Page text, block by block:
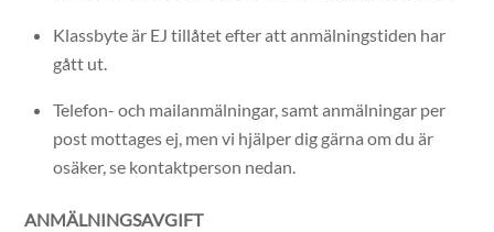
Klassbyte är EJ tillåtet efter att anmälningstiden har
gått ut.
Telefon- och mailanmälningar, samt anmälningar per
post mottages ej, men vi hjälper dig gärna om du är
osäker, se kontaktperson nedan.
ANMÄLNINGSAVGIFT